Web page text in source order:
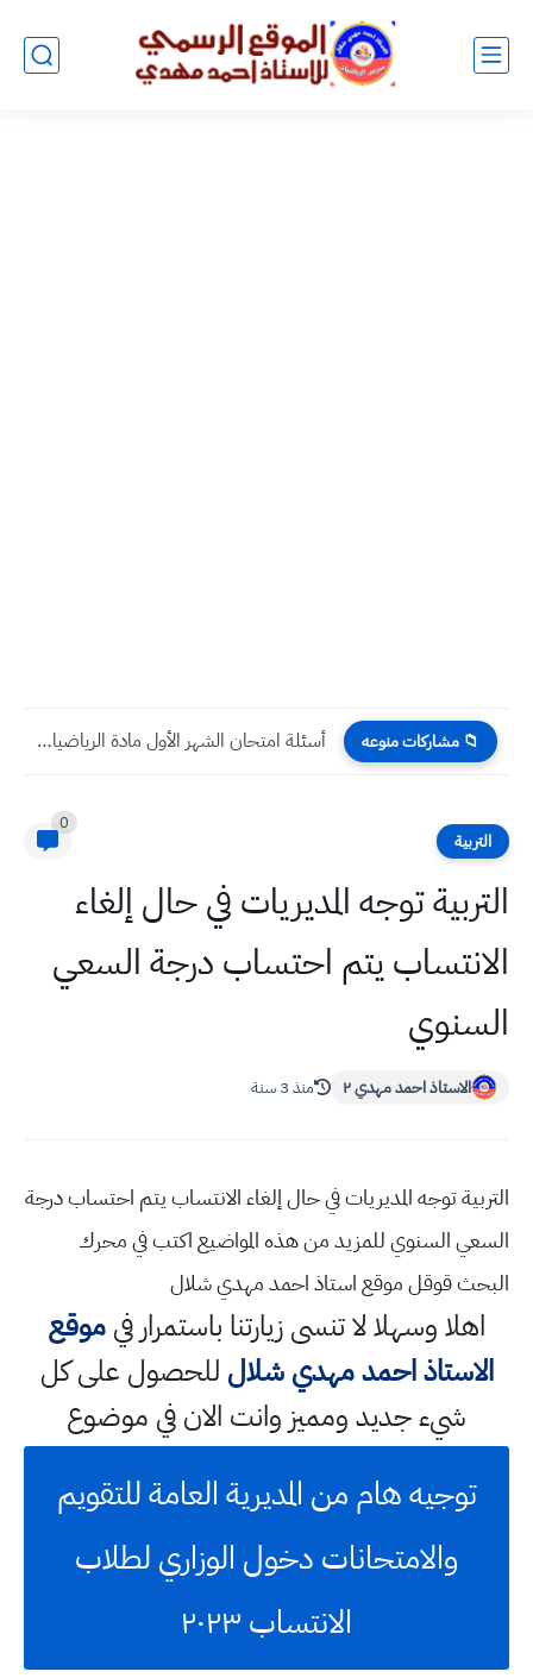
📁 مشاركات منوعه وثيقة التربية توجه الملاكات التربوية بارتداء الملابس التي تتناسب مع...
التربية
0
التربية توجه المديريات في حال إلغاء
الانتساب يتم احتساب درجة السعي
السنوي
الاستاذ احمد مهدي ٢ منذ 3 سنة
التربية توجه المديريات في حال إلغاء الانتساب يتم احتساب درجة
السعي السنوي للمزيد من هذه المواضيع اكتب في محرك
البحث قوقل موقع استاذ احمد مهدي شلال
اهلا وسهلالا تنسى زيارتنا باستمرار فيموقع
الاستاذ احمد مهدي شلال للحصول على كل
شيء جديد ومميز وانت الان في موضوع
توجيه هام من المديرية العامة للتقويم
والامتحانات دخول الوزاري لطلاب
الانتساب ٢٠٢٣